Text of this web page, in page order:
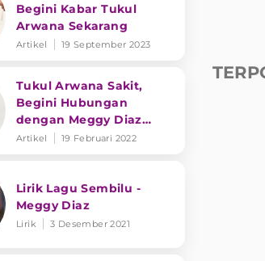
Begini Kabar Tukul
Arwana Sekarang
Artikel 19 September 2023
Tukul Arwana Sakit,
Begini Hubungan
dengan Meggy Diaz
Terungkap
Artikel 19 Februari 2022
Lirik Lagu Sembilu -
Meggy Diaz
Lirik 3 Desember 2021